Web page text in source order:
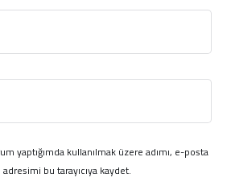
yaptığımda kullanılmak üzere adımı, e-posta
bu tarayıcıya kaydet.